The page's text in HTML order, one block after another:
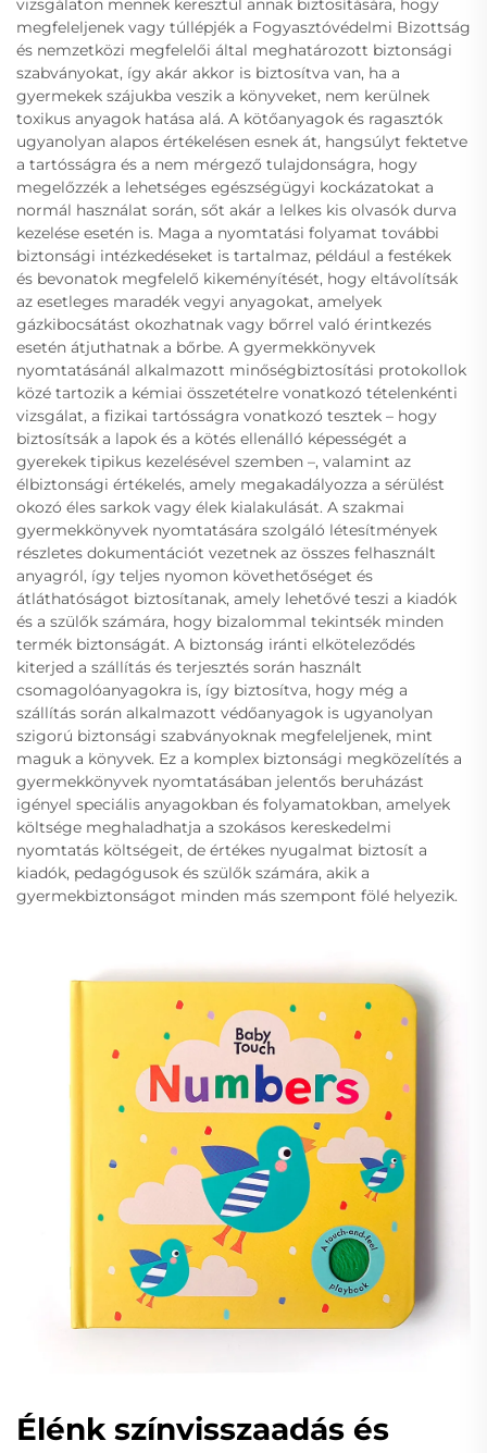
vizsgálaton mennek keresztül annak biztosítására, hogy
megfeleljenek vagy túllépjék a Fogyasztóvédelmi Bizottság
és nemzetközi megfelelői által meghatározott biztonsági
szabványokat, így akár akkor is biztosítva van, ha a
gyermekek szájukba veszik a könyveket, nem kerülnek
toxikus anyagok hatása alá. A kötőanyagok és ragasztók
ugyanolyan alapos értékelésen esnek át, hangsúlyt fektetve
a tartósságra és a nem mérgező tulajdonságra, hogy
megelőzzék a lehetséges egészségügyi kockázatokat a
normál használat során, sőt akár a lelkes kis olvasók durva
kezelése esetén is. Maga a nyomtatási folyamat további
biztonsági intézkedéseket is tartalmaz, például a festékek
és bevonatok megfelelő kikeményítését, hogy eltávolítsák
az esetleges maradék vegyi anyagokat, amelyek
gázkibocsátást okozhatnak vagy bőrrel való érintkezés
esetén átjuthatnak a bőrbe. A gyermekkönyvek
nyomtatásánál alkalmazott minőségbiztosítási protokollok
közé tartozik a kémiai összetételre vonatkozó tételenkénti
vizsgálat, a fizikai tartósságra vonatkozó tesztek – hogy
biztosítsák a lapok és a kötés ellenálló képességét a
gyerekek tipikus kezelésével szemben –, valamint az
élbiztonsági értékelés, amely megakadályozza a sérülést
okozó éles sarkok vagy élek kialakulását. A szakmai
gyermekkönyvek nyomtatására szolgáló létesítmények
részletes dokumentációt vezetnek az összes felhasznált
anyagról, így teljes nyomon követhetőséget és
átláthatóságot biztosítanak, amely lehetővé teszi a kiadók
és a szülők számára, hogy bizalommal tekintsék minden
termék biztonságát. A biztonság iránti elköteleződés
kiterjed a szállítás és terjesztés során használt
csomagolóanyagokra is, így biztosítva, hogy még a
szállítás során alkalmazott védőanyagok is ugyanolyan
szigorú biztonsági szabványoknak megfeleljenek, mint
maguk a könyvek. Ez a komplex biztonsági megközelítés a
gyermekkönyvek nyomtatásában jelentős beruházást
igényel speciális anyagokban és folyamatokban, amelyek
költsége meghaladhatja a szokásos kereskedelmi
nyomtatás költségeit, de értékes nyugalmat biztosít a
kiadók, pedagógusok és szülők számára, akik a
gyermekbiztonságot minden más szempont fölé helyezik.
Élénk színvisszaadás és